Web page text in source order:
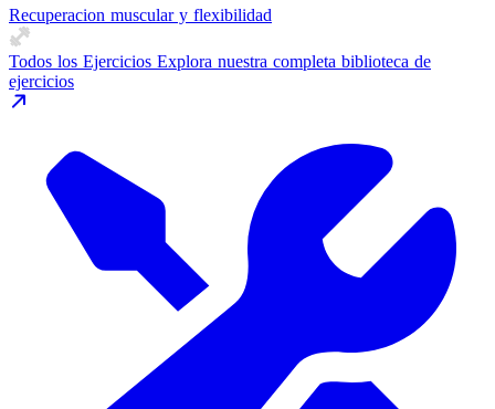
Recuperacion muscular y flexibilidad
Todos los Ejercicios Explora nuestra completa biblioteca de
ejercicios